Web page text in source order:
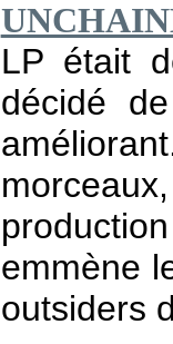
LP était
décidé
emmène
outsiders